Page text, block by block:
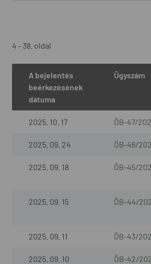
4 - 38. oldal
A bejelentés
beérkezésének
dátuma
Ügyszám
2025. 10. 17 ÖB-47/
2025. 09. 24 ÖB-46/
2025. 09. 18 ÖB-45/
2025. 09. 15 ÖB-44/
2025. 09. 11 ÖB-43/
2025. 09. 10 ÖB-42/